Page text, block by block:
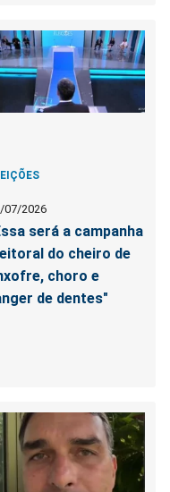
07/2026
será a campanha
do cheiro de
choro e
de dentes"